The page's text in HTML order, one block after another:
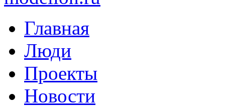
Главная
Люди
Проекты
Новости